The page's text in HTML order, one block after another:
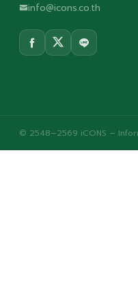
info@icons.co.th
© 2548–2569 iCONS –